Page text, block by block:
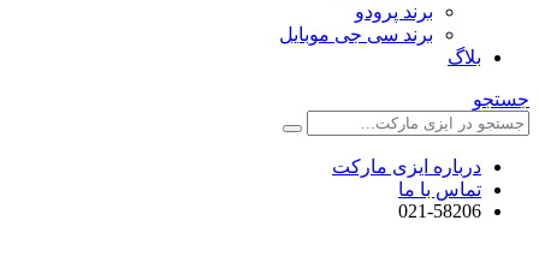
برند پرودو
برند سی جی موبایل
بلاگ
جستجو
درباره ایزی مارکت
تماس با ما
021-58206